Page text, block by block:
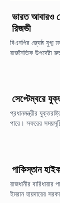
ভারত আবারও
রিজভী
বিএনপির জ্যেষ্ঠ যুগ্ম
রাজনৈতিক উপদেষ্টা
সেপ্টেম্বরে
প্রধানমন্ত্রীর
পারে। সফরের
পাকিস্তান
রাজধানীর বারিধারার
ইমরান হায়দারের